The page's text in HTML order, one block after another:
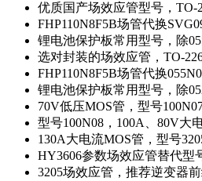
优质国产场效应管型号，TO-
FHP110N8F5B场管代换
锂电池保护板常用型号，除
选对封装的场效应管，TO-
FHP110N8F5B场管代换
锂电池保护板常用型号，除
70V低压MOS管，型号
型号100N08，100A、80V大
130A大电流MOS管，型号
HY3606参数场效应管替代型
3205场效应管，推荐逆变器